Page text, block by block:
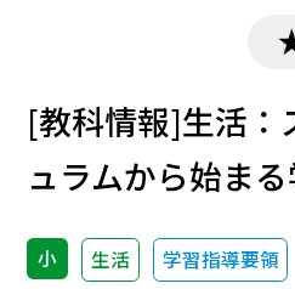
[教科情報]生活：
ュラムから始ま
小 生活 学習指導要領